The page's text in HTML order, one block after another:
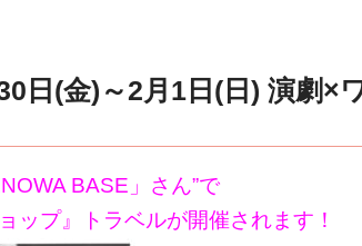
日(金)～2月1日(日) 演劇×
BASE」さん”で
ップ』トラベルが開催されます！